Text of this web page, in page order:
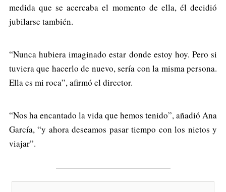
medida que se acercaba el momento de ella, él decidió
jubilarse también.
“Nunca hubiera imaginado estar donde estoy hoy. Pero si
tuviera que hacerlo de nuevo, sería con la misma persona.
Ella es mi roca”, afirmó el director.
“Nos ha encantado la vida que hemos tenido”, añadió Ana
García, “y ahora deseamos pasar tiempo con los nietos y
viajar”.